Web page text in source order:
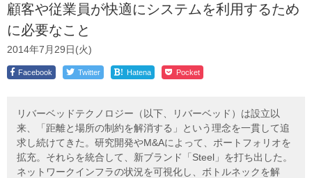
顧客や従業員が快適にシステムを利用するため
に必要なこと
2014年7月29日(火)
Facebook Twitter ! Hatena Pocket
リバーベッドテクノロジー（以下、リバーベッド）は設立以
来、「距離と場所の制約を解消する」という理念を一貫して追
求し続けてきた。研究開発やM&Aによって、ポートフォリオを
拡充。それらを統合して、新ブランド「Steel」を打ち出した。
ネットワークインフラの状況を可視化し、ボトルネックを解